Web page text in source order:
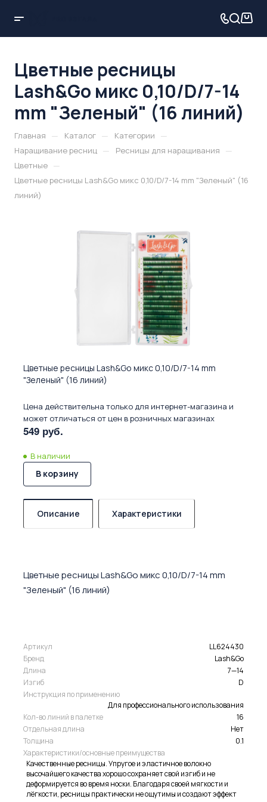
Цветные ресницы
Lash&Go микс 0,10/D/7-14
mm "Зеленый" (16 линий)
Главная — Каталог — Категории —
Наращивание ресниц — Ресницы для наращивания —
Цветные —
Цветные ресницы Lash&Go микс 0,10/D/7-14 mm "Зеленый" (16
линий)
Цветные ресницы Lash&Go микс 0,10/D/7-14 mm
"Зеленый" (16 линий)
Цена действительна только для интернет-магазина и
может отличаться от цен в розничных магазинах
549 руб.
В наличии
В корзину
Описание Характеристики
Цветные ресницы Lash&Go микс 0,10/D/7-14 mm
"Зеленый" (16 линий)
Артикул
LL624430
Бренд
Lash&Go
Длина
7—14
Изгиб
D
Инструкция по применению
Для профессионального использования
Кол-во линий в палетке
16
Отдельная длина
Нет
Толщина
0.1
Характеристики/основные преимущества
Качественные ресницы. Упругое и эластичное волокно
высочайшего качества хорошо сохраняет свой изгиб и не
деформируется во время носки. Благодаря своей мягкости и
лёгкости, ресницы практически не ощутимы и создают эффект